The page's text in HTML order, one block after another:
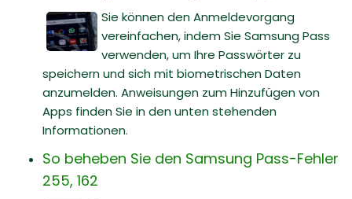
Sie können den Anmeldevorgang
vereinfachen, indem Sie Samsung Pass
verwenden, um Ihre Passwörter zu
speichern und sich mit biometrischen Daten
anzumelden. Anweisungen zum Hinzufügen von
Apps finden Sie in den unten stehenden
Informationen.
So beheben Sie den Samsung Pass-Fehler
255, 162